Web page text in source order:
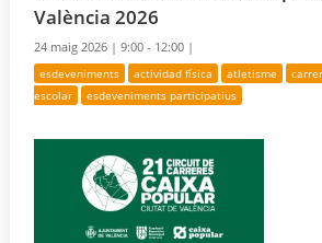
València 2026
24 maig 2026 |9:00 - 12:00 |
esdeveniments actividad física atletisme
escolar
esdeveniments participatius